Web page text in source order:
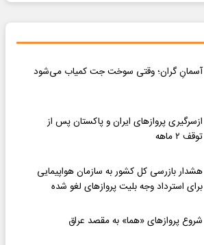
آسمانِ گران؛ وقتی سوخت جت کمیاب می‌شود
ازسرگیری پروازهای ایران و پاکستان پس از
توقف ۲ ماهه
هشدار بازرسی کل کشور به سازمان هواپیمایی
برای استرداد وجه بلیت‌ پروازهای لغو شده
شروع پروازهای «هما» به مقصد عراق